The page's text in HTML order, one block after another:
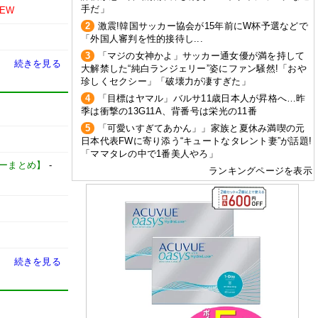
続きを見る
まとめ】 -
続きを見る
手だ」
2
激震!韓国サッカー協会が15年前にW杯予選などで
「外国人審判を性的接待し...
3
「マジの女神かよ」サッカー通女優が満を持して
大解禁した“純白ランジェリー”姿にファン騒然!「おや
珍しくセクシー」「破壊力が凄すぎた」
4
「目標はヤマル」バルサ11歳日本人が昇格へ…昨
季は衝撃の13G11A、背番号は栄光の11番
5
「可愛いすぎてあかん」」家族と夏休み満喫の元
日本代表FWに寄り添う“キュートなタレント妻”が話題!
「ママタレの中で1番美人やろ」
ランキングページを表示